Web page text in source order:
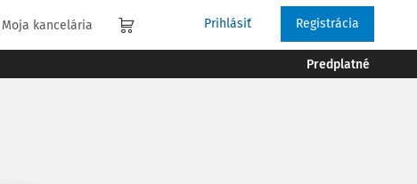
Moja kancelária Prihlásiť Registrácia
Predplatné